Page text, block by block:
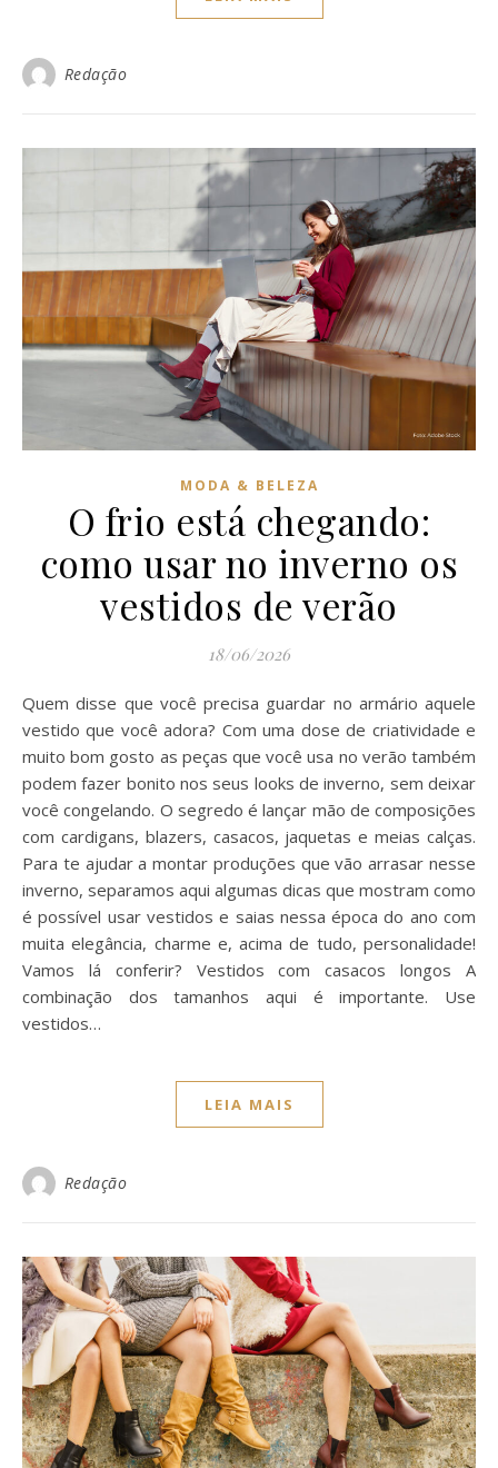
Redação
MODA & BELEZA
O frio está chegando:
como usar no inverno os
vestidos de verão
18/06/2026
Quem disse que você precisa guardar no armário aquele
vestido que você adora? Com uma dose de criatividade e
muito bom gosto as peças que você usa no verão também
podem fazer bonito nos seus looks de inverno, sem deixar
você congelando. O segredo é lançar mão de composições
com cardigans, blazers, casacos, jaquetas e meias calças.
Para te ajudar a montar produções que vão arrasar nesse
inverno, separamos aqui algumas dicas que mostram como
é possível usar vestidos e saias nessa época do ano com
muita elegância, charme e, acima de tudo, personalidade!
Vamos lá conferir? Vestidos com casacos longos A
combinação dos tamanhos aqui é importante. Use
vestidos…
LEIA MAIS
Redação